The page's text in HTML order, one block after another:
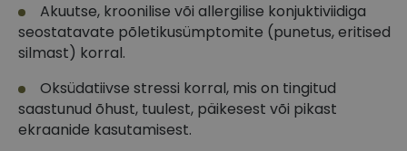
Akuutse, kroonilise või allergilise konjuktiviidiga
seostatavate põletikusümptomite (punetus, eritised
silmast) korral.
Oksüdatiivse stressi korral, mis on tingitud
saastunud õhust, tuulest, päikesest või pikast
ekraanide kasutamisest.